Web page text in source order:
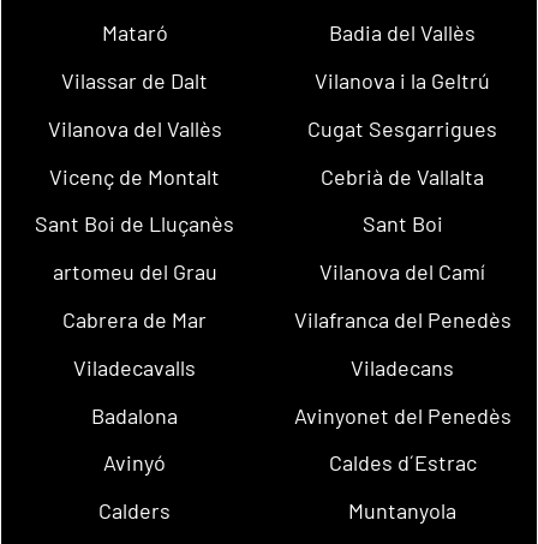
Mataró
Badia del Vallès
Vilassar de Dalt
Vilanova i la Geltrú
Vilanova del Vallès
Cugat Sesgarrigues
Vicenç de Montalt
Cebrià de Vallalta
Sant Boi de Lluçanès
Sant Boi
artomeu del Grau
Vilanova del Camí
Cabrera de Mar
Vilafranca del Penedès
Viladecavalls
Viladecans
Badalona
Avinyonet del Penedès
Avinyó
Caldes d´Estrac
Calders
Muntanyola